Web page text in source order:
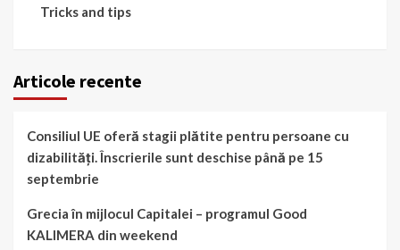
Tricks and tips
Articole recente
Consiliul UE oferă stagii plătite pentru persoane cu
dizabilități. Înscrierile sunt deschise până pe 15
septembrie
Grecia în mijlocul Capitalei – programul Good
KALIMERA din weekend